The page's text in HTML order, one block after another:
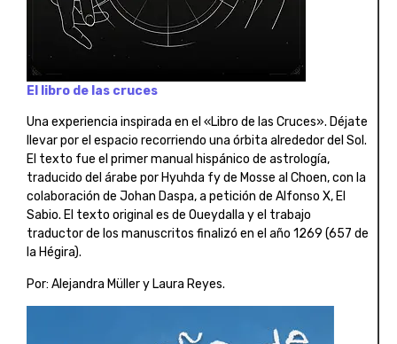
El libro de las cruces
Una experiencia inspirada en el «Libro de las Cruces». Déjate
llevar por el espacio recorriendo una órbita alrededor del Sol.
El texto fue el primer manual hispánico de astrología,
traducido del árabe por Hyuhda fy de Mosse al Choen, con la
colaboración de Johan Daspa, a petición de Alfonso X, El
Sabio. El texto original es de Oueydalla y el trabajo
traductor de los manuscritos finalizó en el año 1269 (657 de
la Hégira).
Por: Alejandra Müller y Laura Reyes.